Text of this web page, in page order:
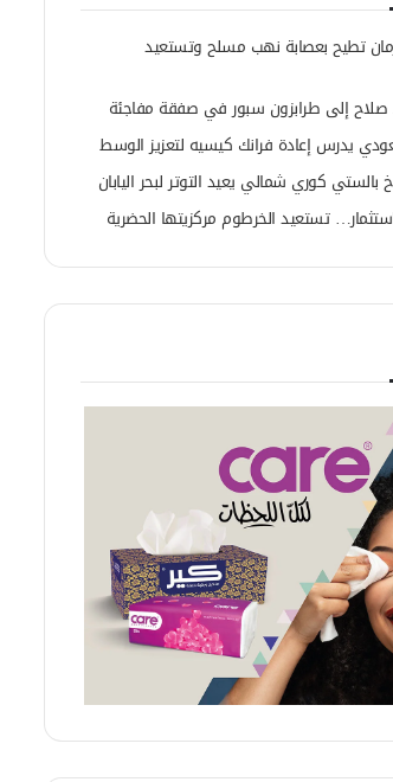
تطيح بعصابة نهب مسلح وتستعيد
صلاح إلى طرابزون سبور في صفقة مفاجئة
يدرس إعادة فرانك كيسيه لتعزيز الوسط
كوري شمالي يعيد التوتر لبحر اليابان
تستعيد الخرطوم مركزيتها الحضرية